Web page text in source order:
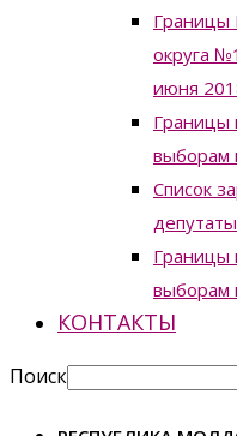
Границы
округа
июня
Границы
выборам
Список
Границы
выборам
КОНТАКТЫ
Поиск